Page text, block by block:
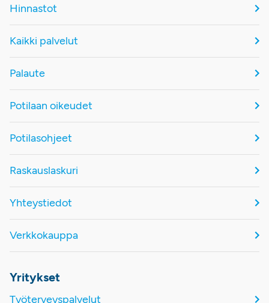
Hinnastot
Kaikki palvelut
Palaute
Potilaan oikeudet
Potilasohjeet
Raskauslaskuri
Yhteystiedot
Verkkokauppa
Yritykset
Työterveyspalvelut